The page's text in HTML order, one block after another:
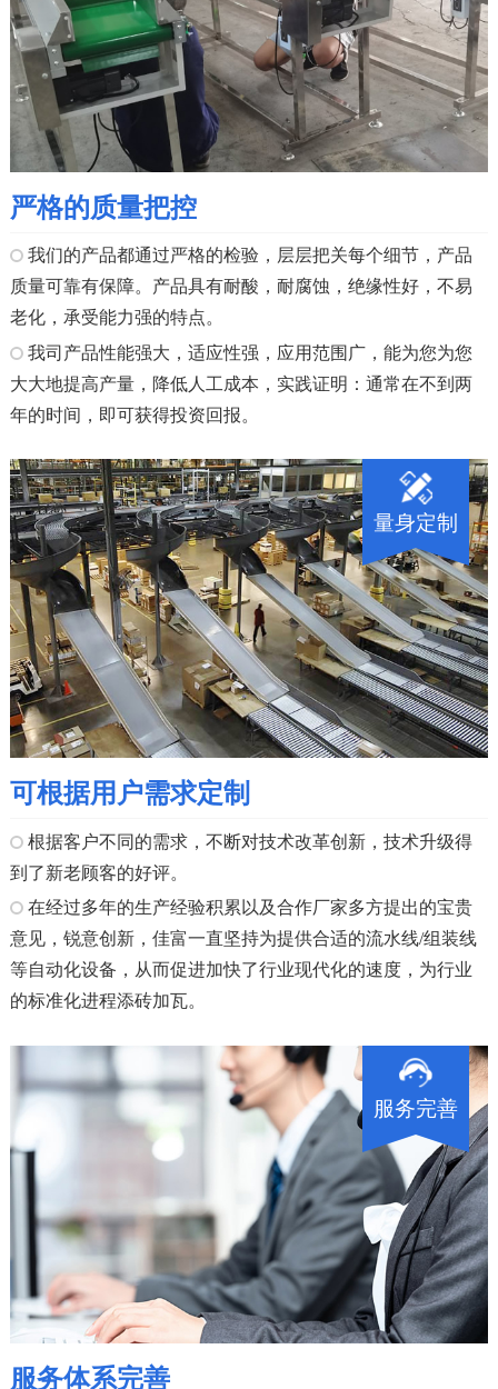
严格的质量把控
我们的产品都通过严格的检验，层层把关每个细节，产品
质量可靠有保障。产品具有耐酸，耐腐蚀，绝缘性好，不易
老化，承受能力强的特点。
我司产品性能强大，适应性强，应用范围广，能为您为您
大大地提高产量，降低人工成本，实践证明：通常在不到两
年的时间，即可获得投资回报。
量身定制
可根据用户需求定制
根据客户不同的需求，不断对技术改革创新，技术升级得
到了新老顾客的好评。
在经过多年的生产经验积累以及合作厂家多方提出的宝贵
意见，锐意创新，佳富一直坚持为提供合适的流水线/组装线
等自动化设备，从而促进加快了行业现代化的速度，为行业
的标准化进程添砖加瓦。
服务完善
服务体系完善